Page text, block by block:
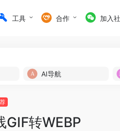
工具 合作 加入
AI导航
GIF转WEBP